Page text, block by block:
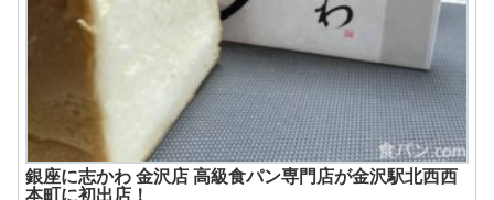
銀座に志かわ 金沢店 高級食パン専門店が金沢駅北西西
本町に初出店！